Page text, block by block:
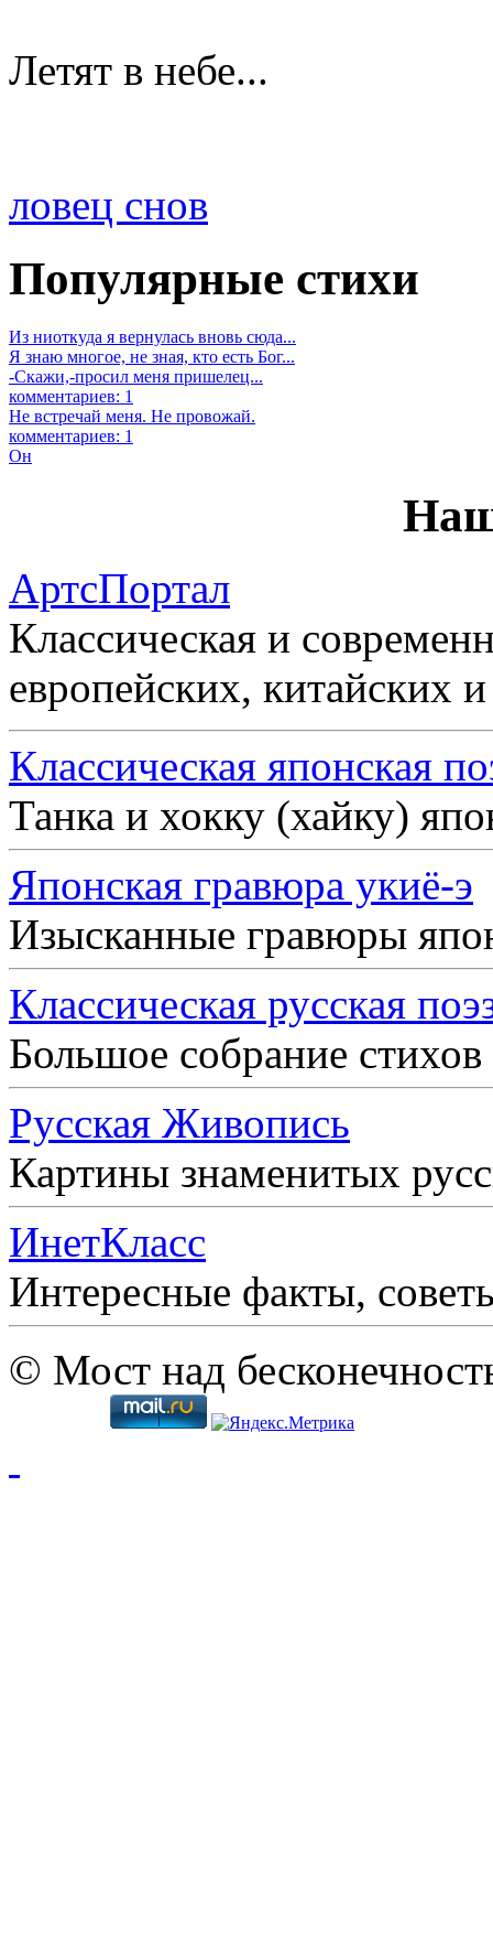
Летят в небе...
ловец снов
Популярные стихи
Из ниоткуда я вернулась вновь сюда...
Я знаю многое, не зная, кто есть Бог...
-Скажи,-просил меня пришелец...
комментариев: 1
Не встречай меня. Не провожай.
комментариев: 1
Он
АртсПортал
Классическая и
европейских, китайских
Классическая японская
Танка и хокку (хайку)
Японская гравюра укиё-э
Изысканные гравюры
Классическая русская
Большое собрание
Русская Живопись
Картины знаменитых
ИнетКласс
Интересные факты,
© Мост над